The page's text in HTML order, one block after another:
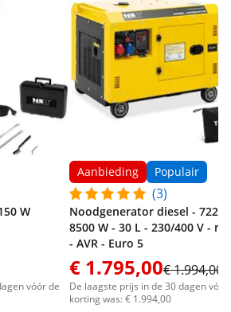
W
vóór de
Aanbieding Populair
(3)
Noodgenerator diesel - 7220 /
8500 W - 30 L - 230/400 V -
- AVR - Euro 5
€ 1.795,00€ 1.994,00
De laagste prijs in de 30 dagen vóór
korting was: € 1.994,00